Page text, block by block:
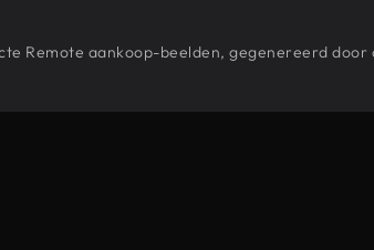
Remote aankoop-beelden, gegenereerd